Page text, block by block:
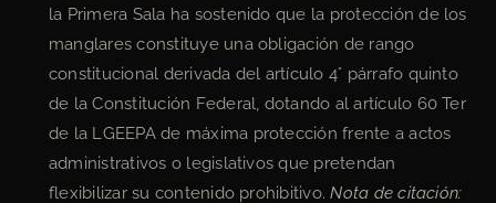
la Primera Sala ha sostenido que la protección de los
manglares constituye una obligación de rango
constitucional derivada del artículo 4° párrafo quinto
de la Constitución Federal, dotando al artículo 60 Ter
de la LGEEPA de máxima protección frente a actos
administrativos o legislativos que pretendan
flexibilizar su contenido prohibitivo.Nota de citación: